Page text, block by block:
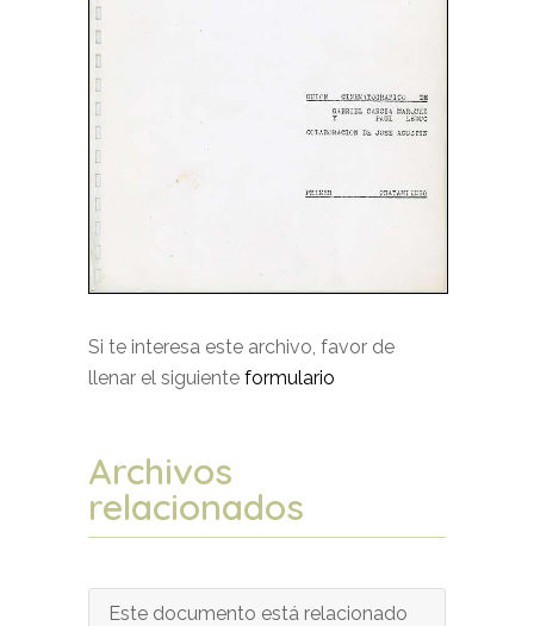
Si te interesa este archivo, favor de
llenar el siguiente formulario
Archivos
relacionados
Este documento está relacionado